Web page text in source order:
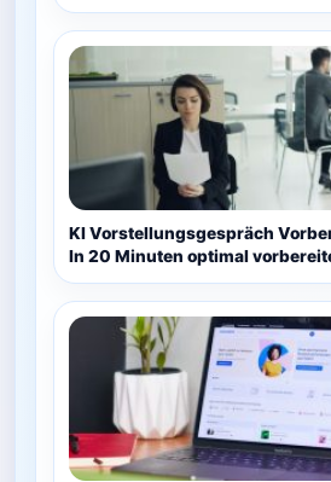
KI Vorstellungsgespräch
In 20 Minuten optimal